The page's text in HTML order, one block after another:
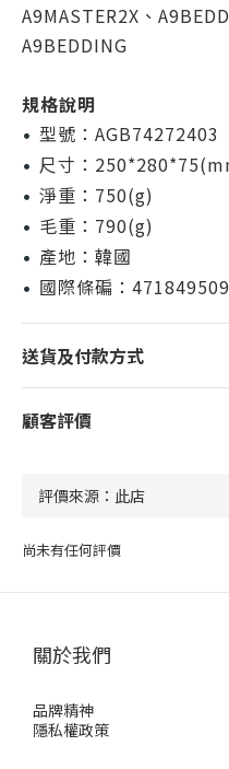
A9MASTER2X、
A9BEDDING
規格說明
• 型號：AGB74272403
• 尺寸：
• 淨重：750(g)
• 毛重：790(g)
• 產地：韓國
• 國際條碥：
送貨及付款方式
顧客評價
尚未有任何評價
關於我們
品牌精神
隱私權政策